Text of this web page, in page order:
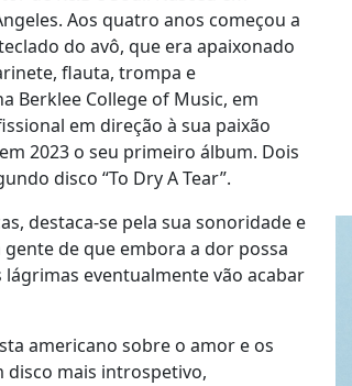
Aos quatro anos começou a
do avô, que era apaixonado
flauta, trompa e
Berklee College of Music, em
em direção à sua paixão
2023 o seu primeiro álbum. Dois
disco “To Dry A Tear”.
destaca-se pela sua sonoridade e
de que embora a dor possa
eventualmente vão acabar
americano sobre o amor e os
disco mais introspetivo,